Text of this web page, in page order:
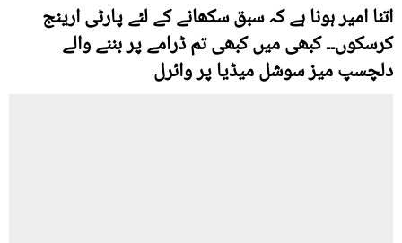
اتنا امیر ہونا ہے کہ سبق سکھانے کے لئے پارٹی ارینج
کرسکوں۔۔ کبھی میں کبھی تم ڈرامے پر بننے والے
دلچسپ میز سوشل میڈیا پر وائرل